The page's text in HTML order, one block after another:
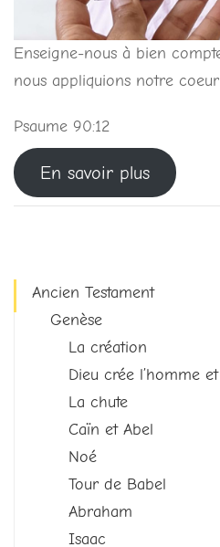
Enseigne-nous à bien
nous appliquions notre coeur
Psaume 90:12
En savoir plus
Ancien Testament
Genèse
La création
Dieu crée l’homme
La chute
Caïn et Abel
Noé
Tour de Babel
Abraham
Isaac